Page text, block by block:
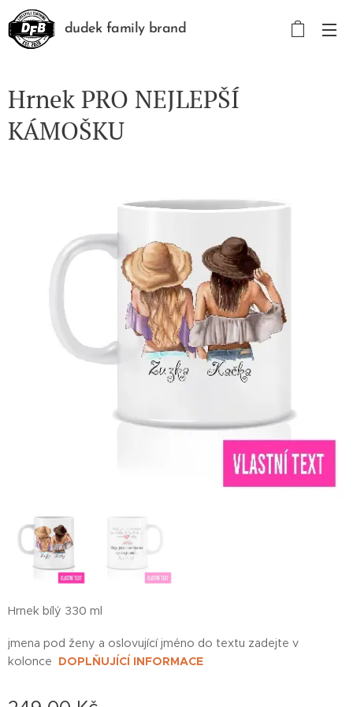
dudek family brand
Hrnek PRO NEJLEPŠÍ
KÁMOŠKU
Hrnek bílý 330 ml
jmena pod ženy a oslovující jméno do textu zadejte v
kolonce DOPLŇUJÍCÍ INFORMACE